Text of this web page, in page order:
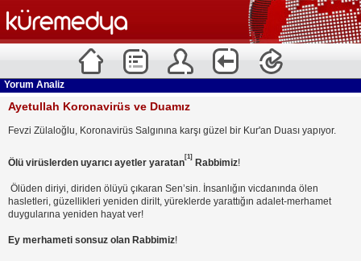
Yorum Analiz
Ayetullah Koronavirüs ve Duamız
Fevzi Zülaloğlu, Koronavirüs Salgınına karşı güzel bir Kur'an Duası yapıyor.
Ölü virüslerden uyarıcı ayetler yaratan
[1]
Rabbimiz!
Ölüden diriyi, diriden ölüyü çıkaran Sen’sin. İnsanlığın vicdanında ölen
hasletleri, güzellikleri yeniden dirilt, yüreklerde yarattığın adalet-merhamet
duygularına yeniden hayat ver!
Ey merhameti sonsuz olan Rabbimiz!